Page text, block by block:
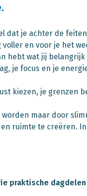
dat je achter de
en voor je het
hebt wat jij belangrijk
je focus en je
kiezen, je grenzen
maar door
ruimte te creëren.
praktische dagdelen